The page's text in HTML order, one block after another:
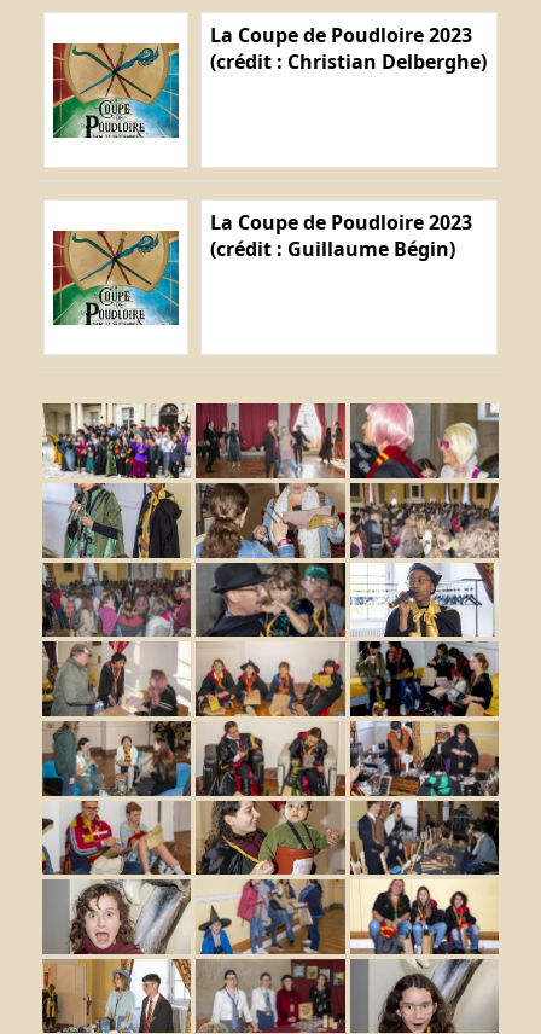
La Coupe de Poudloire 2023
(crédit : Christian Delberghe)
La Coupe de Poudloire 2023
(crédit : Guillaume Bégin)